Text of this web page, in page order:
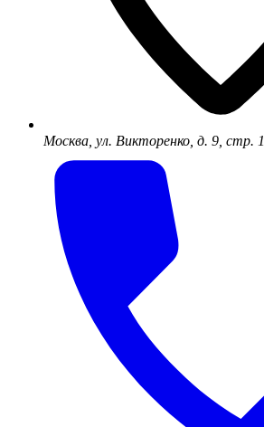
Москва, ул. Викторенко, д. 9, стр. 1